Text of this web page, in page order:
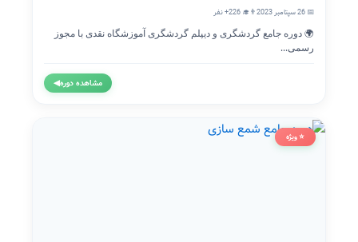
📅 26 سپتامبر 2023
👨‍🎓 226+ نفر
🌍 دوره جامع گردشگری و دیپلم گردشگری آموزشگاه نقدی با مجوز
رسمی...
مشاهده دوره◀
⭐ ویژه